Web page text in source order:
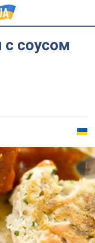
соусом